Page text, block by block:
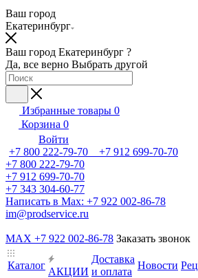
Ваш город
Екатеринбург
Ваш город Екатеринбург ?
Да, все верно Выбрать другой
Избранные товары 0
Корзина 0
Войти
+7 800 222-79-70 +7 912 699-70-70
+7 800 222-79-70
+7 912 699-70-70
+7 343 304-60-77
Написать в Max: +7 922 002-86-78
im@prodservice.ru
MAX +7 922 002-86-78 Заказать звонок
Каталог
АКЦИИ
Доставка
и оплата
Новости